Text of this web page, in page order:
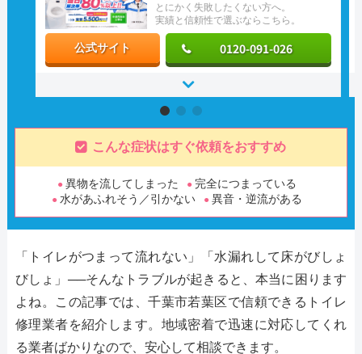
とにかく失敗したくない方へ。
実績と信頼性で選ぶならこちら。
公式サイト 0120-091-026
こんな症状はすぐ依頼をおすすめ
異物を流してしまった
完全につまっている
水があふれそう／引かない
異音・逆流がある
「トイレがつまって流れない」「水漏れして床がびしょ
びしょ」──そんなトラブルが起きると、本当に困ります
よね。この記事では、千葉市若葉区で信頼できるトイレ
修理業者を紹介します。地域密着で迅速に対応してくれ
る業者ばかりなので、安心して相談できます。